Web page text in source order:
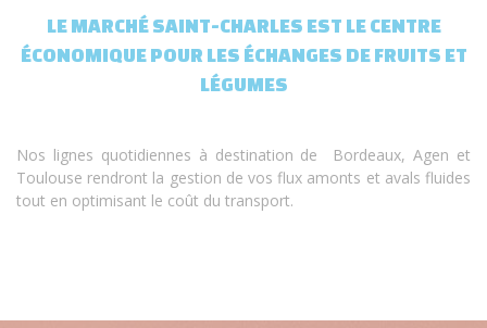
LE MARCHÉ SAINT-CHARLES EST LE CENTRE
ÉCONOMIQUE POUR LES ÉCHANGES DE FRUITS ET
LÉGUMES
Nos lignes quotidiennes à destination de Bordeaux, Agen et
Toulouse rendront la gestion de vos flux amonts et avals fluides
tout en optimisant le coût du transport.